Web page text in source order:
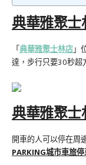
典華雅聚士
「典華雅聚士林店」
達，步行只要30秒超
典華雅聚
開車的人可以停在周
PARKING城市車旅